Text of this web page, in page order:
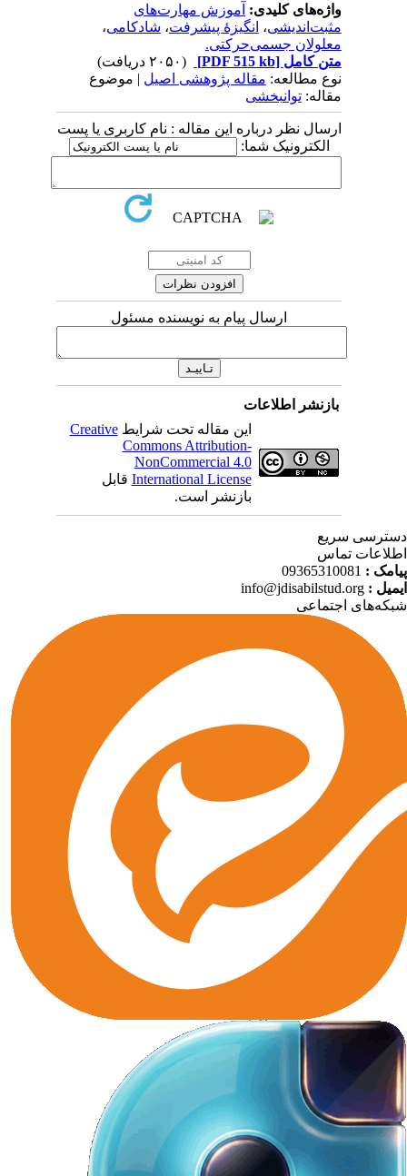
واژه‌های کلیدی:آموزش مهارت‌های
مثبت‌اندیشی،انگیزۀ پیشرفت،شادکامی،
معلولان جسمی‌حرکتی.
متن کامل[PDF 515 kb]
نوع مطالعه:مقاله پژوهشی اصیل| موضوع
مقاله:توانبخشی
ارسال نظر درباره این مقاله : نام کاربری یا پست
الکترونیک شما:
ارسال پیام به نویسنده مسئول
بازنشر اطلاعات
این مقاله تحت شرایطCreative
Commons Attribution-
NonCommercial 4.0
International Licenseقابل
بازنشر است.
سریع
تماس
:
09365310081
:
info@jdisabilstud.org
اجتماعی